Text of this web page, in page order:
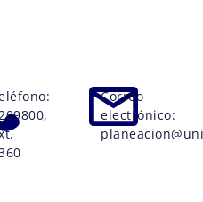
Correo
electrónico: